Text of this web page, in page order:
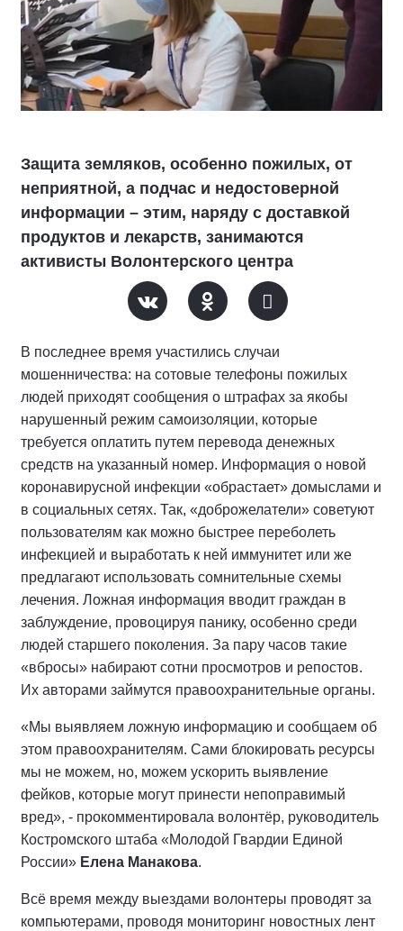
Защита земляков, особенно пожилых, от
неприятной, а подчас и недостоверной
информации – этим, наряду с доставкой
продуктов и лекарств, занимаются
активисты Волонтерского центра
В последнее время участились случаи
мошенничества: на сотовые телефоны пожилых
людей приходят сообщения о штрафах за якобы
нарушенный режим самоизоляции, которые
требуется оплатить путем перевода денежных
средств на указанный номер. Информация о новой
коронавирусной инфекции «обрастает» домыслами и
в социальных сетях. Так, «доброжелатели» советуют
пользователям как можно быстрее переболеть
инфекцией и выработать к ней иммунитет или же
предлагают использовать сомнительные схемы
лечения. Ложная информация вводит граждан в
заблуждение, провоцируя панику, особенно среди
людей старшего поколения. За пару часов такие
«вбросы» набирают сотни просмотров и репостов.
Их авторами займутся правоохранительные органы.
«Мы выявляем ложную информацию и сообщаем об
этом правоохранителям. Сами блокировать ресурсы
мы не можем, но, можем ускорить выявление
фейков, которые могут принести непоправимый
вред», - прокомментировала волонтёр, руководитель
Костромского штаба «Молодой Гвардии Единой
России» Елена Манакова.
Всё время между выездами волонтеры проводят за
компьютерами, проводя мониторинг новостных лент